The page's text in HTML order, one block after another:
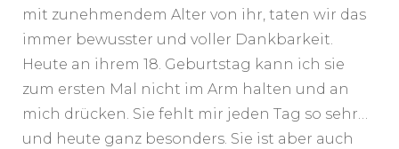
mit zunehmendem Alter von ihr, taten wir das
immer bewusster und voller Dankbarkeit.
Heute an ihrem 18. Geburtstag kann ich sie
zum ersten Mal nicht im Arm halten und an
mich drücken. Sie fehlt mir jeden Tag so sehr…
und heute ganz besonders. Sie ist aber auch